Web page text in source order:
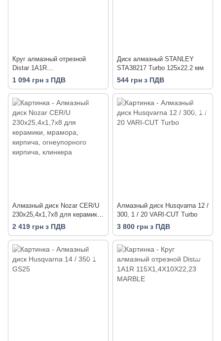
Круг алмазный отрезной
Distar 1A1R
115x1,6/1,2x10x22,23 Hard
ceramics Advanced
1 094 грн з ПДВ
Диск алмазный STANLEY
STA38217 Turbo 125х22.2 мм
544 грн з ПДВ
Алмазный диск Nozar CER/U
230х25,4x1,7x8 для керамики,
мрамора, кирпича,
огнеупорного кирпича,
клинкера
2 419 грн з ПДВ
Алмазный диск Husqvarna 12 /
300, 1 / 20 VARI-CUT Turbo
3 800 грн з ПДВ